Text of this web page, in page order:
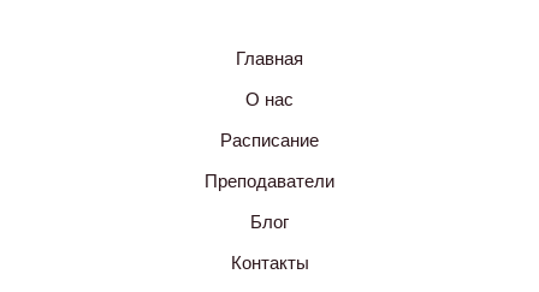
Главная
О нас
Расписание
Преподаватели
Блог
Контакты